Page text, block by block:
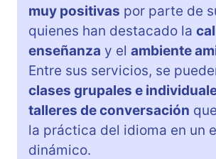
muy positivas por parte de
quienes han destacado la
enseñanza y el ambiente
Entre sus servicios, se
clases grupales e
talleres de conversación
la práctica del idioma en un
dinámico.